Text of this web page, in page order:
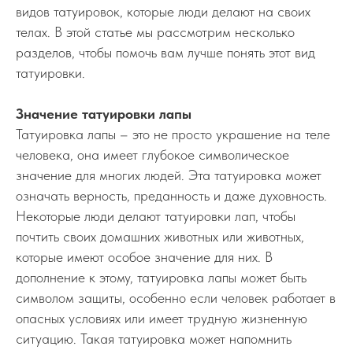
видов татуировок, которые люди делают на своих
телах. В этой статье мы рассмотрим несколько
разделов, чтобы помочь вам лучше понять этот вид
татуировки.
Значение татуировки лапы
Татуировка лапы – это не просто украшение на теле
человека, она имеет глубокое символическое
значение для многих людей. Эта татуировка может
означать верность, преданность и даже духовность.
Некоторые люди делают татуировки лап, чтобы
почтить своих домашних животных или животных,
которые имеют особое значение для них. В
дополнение к этому, татуировка лапы может быть
символом защиты, особенно если человек работает в
опасных условиях или имеет трудную жизненную
ситуацию. Такая татуировка может напомнить